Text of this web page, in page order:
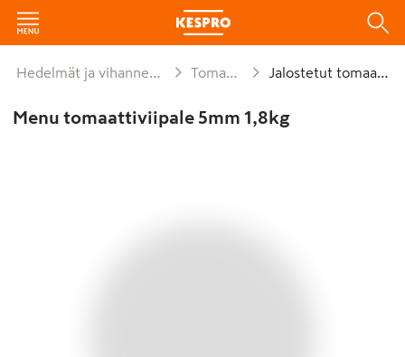
Hedelmät ja vihannekset Tomaatit Jalostetut tomaatit
Menu tomaattiviipale 5mm 1,8kg